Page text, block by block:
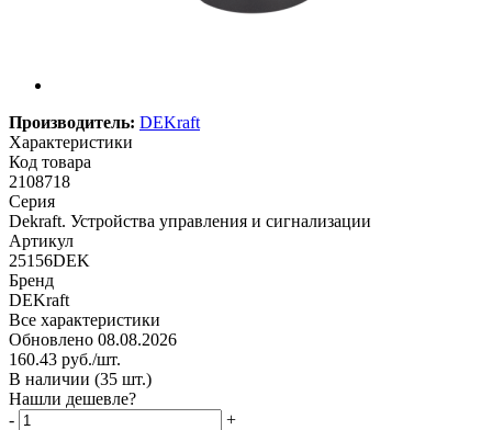
Производитель: DEKraft
Характеристики
Код товара
2108718
Серия
Dekraft. Устройства управления и сигнализации
Артикул
25156DEK
Бренд
DEKraft
Все характеристики
Обновлено 08.08.2026
160.43 руб./шт.
В наличии (35 шт.)
Нашли дешевле?
-
+